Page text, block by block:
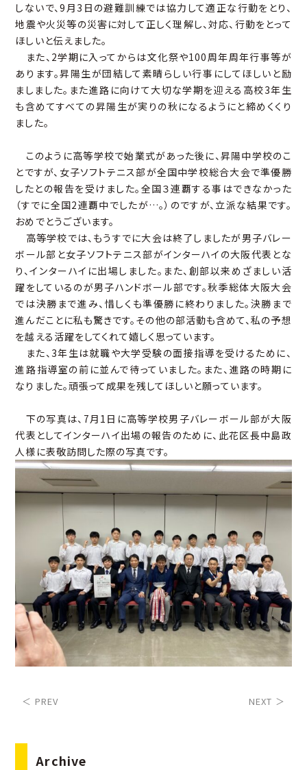
しないで、9月3日の避難訓練では協力して適正な行動をとり、
地震や火災等の災害に対して正しく理解し、対応、行動をとって
ほしいと伝えました。
また、2学期に入ってからは文化祭や100周年周年行事等が
あります。昇陽生が団結して素晴らしい行事にしてほしいと励
ましました。また進路に向けて大切な学期を迎える高校3年生
も含めてすべての昇陽生が実りの秋になるようにと締めくくり
ました。
このように高等学校で始業式があった後に、昇陽中学校のこ
とですが、女子ソフトテニス部が全国中学校総合大会で準優勝
したとの報告を受けました。全国３連覇する事はできなかった
（すでに全国2連覇中でしたが…。）のですが、立派な結果です。
おめでとうございます。
高等学校では、もうすでに大会は終了しましたが男子バレー
ボール部と女子ソフトテニス部がインターハイの大阪代表とな
り、インターハイに出場しました。また、創部以来めざましい活
躍をしているのが男子ハンドボール部です。秋季総体大阪大会
では決勝まで進み、惜しくも準優勝に終わりました。決勝まで
進んだことに私も驚きです。その他の部活動も含めて、私の予想
を越える活躍をしてくれて嬉しく思っています。
また、3年生は就職や大学受験の面接指導を受けるために、
進路指導室の前に並んで待っていました。また、進路の時期に
なりました。頑張って成果を残してほしいと願っています。
下の写真は、7月1日に高等学校男子バレーボール部が大阪
代表としてインターハイ出場の報告のために、此花区長中島政
人様に表敬訪問した際の写真です。
＜ PREV NEXT ＞
Archive